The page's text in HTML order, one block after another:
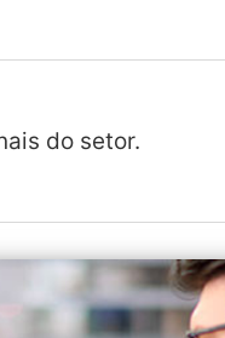
do setor.